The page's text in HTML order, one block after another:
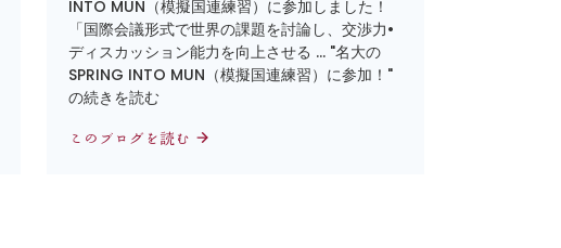
INTO MUN（模擬国連練習）に参加しました！
「国際会議形式で世界の課題を討論し、交渉力•
ディスカッション能力を向上させる … "名大の
SPRING INTO MUN（模擬国連練習）に参加！"
の続きを読む
このブログを読む